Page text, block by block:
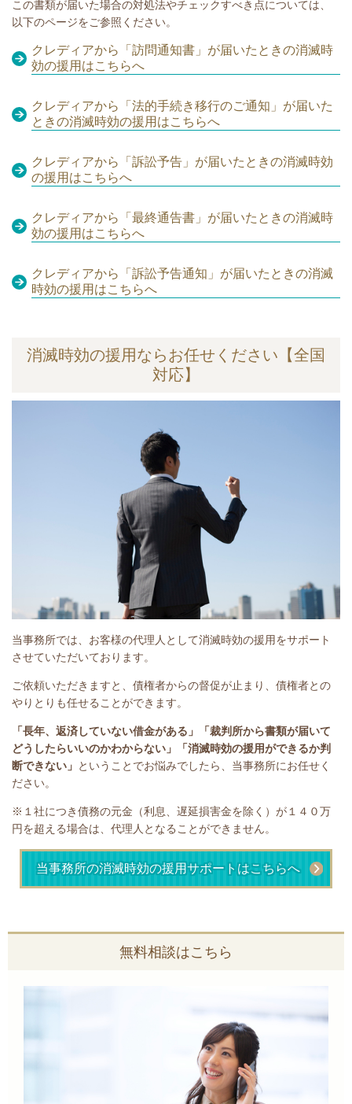
​​この書類が届いた場合の対処法やチェックすべき点については、
以下のページをご参照ください。
クレディアから「訪問通知書」が届いたときの消滅時
効の援用はこちらへ
クレディアから「法的手続き移行のご通知」が届いた
ときの消滅時効の援用はこちらへ
クレディアから「訴訟予告」が届いたときの消滅時効
の援用はこちらへ
クレディアから「最終通告書」が届いたときの消滅時
効の援用はこちらへ
クレディアから「訴訟予告通知」が届いたときの消滅
時効の援用はこちらへ
消滅時効の援用ならお任せください【全国
対応】
当事務所では、お客様の代理人として消滅時効の援用をサポート
させていただいております。
ご依頼いただきますと、債権者からの督促が止まり、債権者との
やりとりも任せることができます。
「長年、返済していない借金がある」
「裁判所から書類が届いて
どうしたらいいのかわからない」「消滅時効の援用ができるか判
断できない」 ということでお悩みでしたら、当事務所にお任せく
ださい。
※１社につき債務の元金（利息、遅延損害金を除く）が１４０万
円を超える場合は、代理人となることができません。
当事務所の消滅時効の援用サポートはこちらへ
無料相談はこちら